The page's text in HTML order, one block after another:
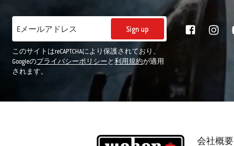
Eメールアドレス Sign up
このサイトはreCAPTCHAにより保護されており、
Googleのプライバシーポリシーと利用規約が適用
されます。
会社概要